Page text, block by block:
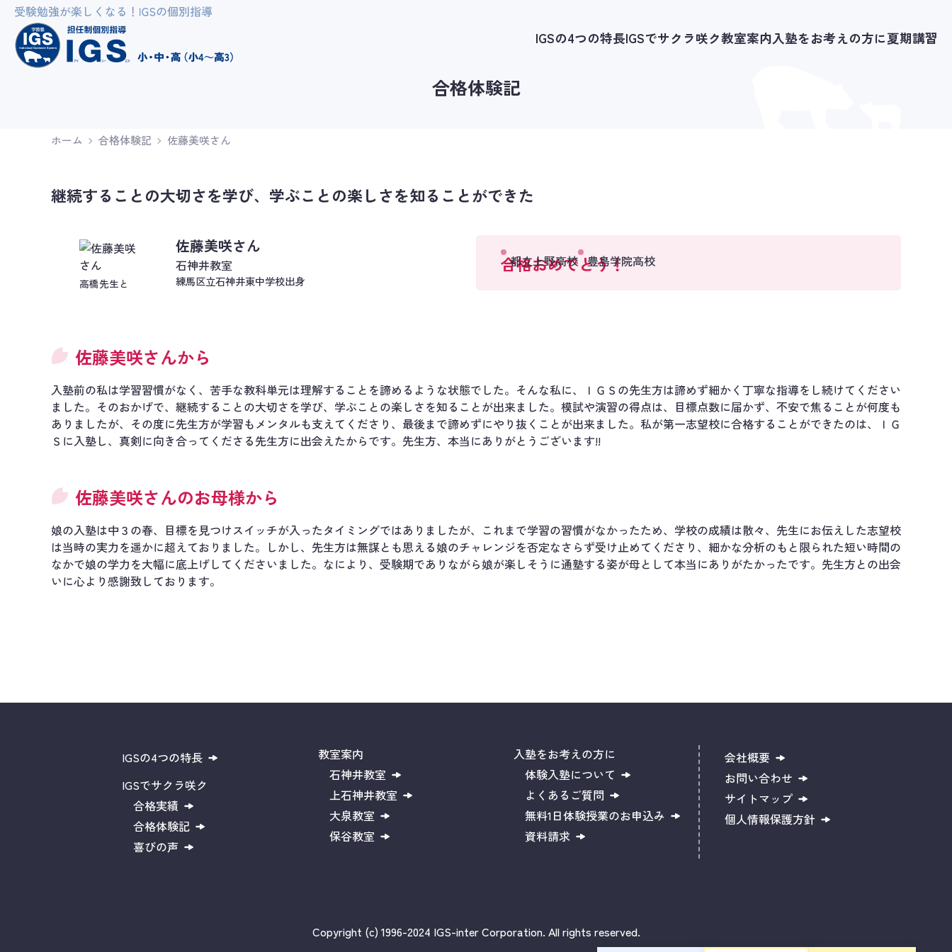
IGSの4つの特長IGSでサクラ咲ク教室案内入塾をお考えの方に夏期講習
合格体験記
ホーム 合格体験記 佐藤美咲さん
継続することの大切さを学び、学ぶことの楽しさを知ることができた
高橋先生と
佐藤美咲さん
石神井教室
練馬区立石神井東中学校出身
合格おめでとう！
都立上野高校 豊島学院高校
佐藤美咲さんから
入塾前の私は学習習慣がなく、苦手な教科単元は理解することを諦めるような状態でした。そんな私に、ＩＧＳの先生方は諦めず細かく丁寧な指導をし続けてください
ました。そのおかげで、継続することの大切さを学び、学ぶことの楽しさを知ることが出来ました。模試や演習の得点は、目標点数に届かず、不安で焦ることが何度も
ありましたが、その度に先生方が学習もメンタルも支えてくださり、最後まで諦めずにやり抜くことが出来ました。私が第一志望校に合格することができたのは、ＩＧ
Ｓに入塾し、真剣に向き合ってくださる先生方に出会えたからです。先生方、本当にありがとうございます!!
佐藤美咲さんのお母様から
娘の入塾は中３の春、目標を見つけスイッチが入ったタイミングではありましたが、これまで学習の習慣がなかったため、学校の成績は散々、先生にお伝えした志望校
は当時の実力を遥かに超えておりました。しかし、先生方は無謀とも思える娘のチャレンジを否定なさらず受け止めてくださり、細かな分析のもと限られた短い時間の
なかで娘の学力を大幅に底上げしてくださいました。なにより、受験期でありながら娘が楽しそうに通塾する姿が母として本当にありがたかったです。先生方との出会
いに心より感謝致しております。
IGSの4つの特長
IGSでサクラ咲ク
合格実績
合格体験記
喜びの声
教室案内
石神井教室
上石神井教室
大泉教室
保谷教室
入塾をお考えの方に
体験入塾について
よくあるご質問
無料1日体験授業のお申込み
資料請求
会社概要
お問い合わせ
サイトマップ
個人情報保護方針
Copyright (c) 1996-2024 IGS-inter Corporation. All rights reserved.